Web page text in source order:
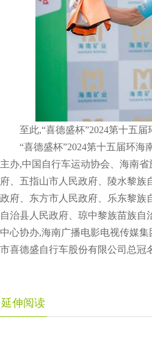
至此,“喜德盛杯”2024第十五
“喜德盛杯”2024第十五届环
主办,中国自行车运动协会、海南
府、五指山市人民政府、陵水黎
政府、东方市人民政府、乐东黎族
自治县人民政府、琼中黎族苗族
中心协办,海南广播电影电视传媒
市喜德盛自行车股份有限公司总冠
延伸阅读